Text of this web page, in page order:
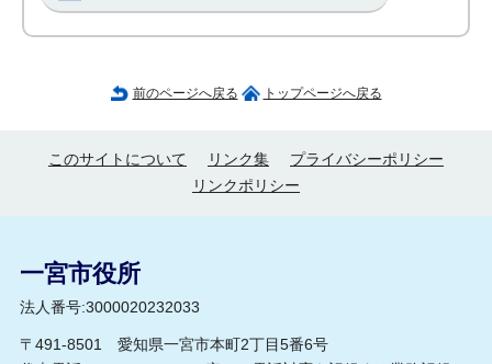
前のページへ戻る トップページへ戻る
このサイトについて リンク集
プライバシーポリシー
リンクポリシー
一宮市役所
法人番号:3000020232033
〒491-8501 愛知県一宮市本町2丁目5番6号